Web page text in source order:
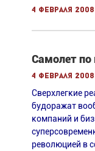
4 февраля 2008
Самолет по
4 февраля 2008
Сверхлегкие
будоражат
компаний и
революцией в